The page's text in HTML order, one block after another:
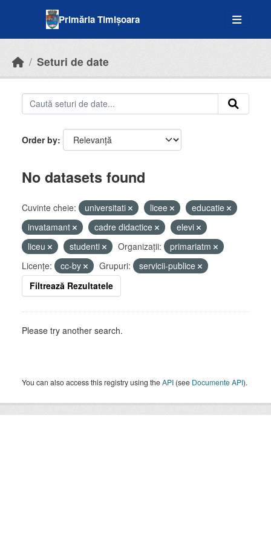
Primăria Timișoara
Seturi de date
Order by
No datasets found
Cuvinte cheie: universitati licee
educatie
invatamant
cadre didactice
elevi
liceu
studenti Organizații:
primariatm
Licenţe:
cc-by Grupuri:
servicii-publice
Filtrează Rezultatele
Please try another search.
You can also access this registry using theAPI (see Documente API).